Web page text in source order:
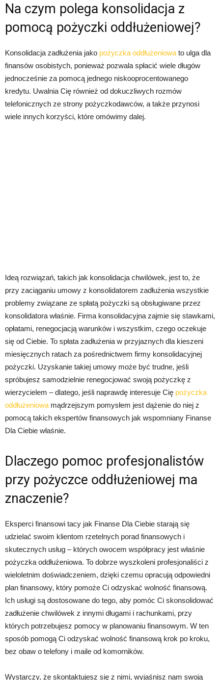
Na czym polega konsolidacja z
pomocą pożyczki oddłużeniowej?
Konsolidacja zadłużenia jako pożyczka oddłużeniowa to ulga dla
finansów osobistych, ponieważ pozwala spłacić wiele długów
jednocześnie za pomocą jednego niskooprocentowanego
kredytu. Uwalnia Cię również od dokuczliwych rozmów
telefonicznych ze strony pożyczkodawców, a także przynosi
wiele innych korzyści, które omówimy dalej.
Ideą rozwiązań, takich jak konsolidacja chwilówek, jest to, że
przy zaciąganiu umowy z konsolidatorem zadłużenia wszystkie
problemy związane ze spłatą pożyczki są obsługiwane przez
konsolidatora właśnie. Firma konsolidacyjna zajmie się stawkami,
opłatami, renegocjacją warunków i wszystkim, czego oczekuje
się od Ciebie. To spłata zadłużenia w przyjaznych dla kieszeni
miesięcznych ratach za pośrednictwem firmy konsolidacyjnej
pożyczki. Uzyskanie takiej umowy może być trudne, jeśli
spróbujesz samodzielnie renegocjować swoją pożyczkę z
wierzycielem – dlatego, jeśli naprawdę interesuje Cię pożyczka
oddłużeniowa mądrzejszym pomysłem jest dążenie do niej z
pomocą takich ekspertów finansowych jak wspomniany Finanse
Dla Ciebie właśnie.
Dlaczego pomoc profesjonalistów
przy pożyczce oddłużeniowej ma
znaczenie?
Eksperci finansowi tacy jak Finanse Dla Ciebie starają się
udzielać swoim klientom rzetelnych porad finansowych i
skutecznych usług – których owocem współpracy jest właśnie
pożyczka oddłużeniowa. To dobrze wyszkoleni profesjonaliści z
wieloletnim doświadczeniem, dzięki czemu opracują odpowiedni
plan finansowy, który pomoże Ci odzyskać wolność finansową.
Ich usługi są dostosowane do tego, aby pomóc Ci skonsolidować
zadłużenie chwilówek z innymi długami i rachunkami, przy
których potrzebujesz pomocy w planowaniu finansowym. W ten
sposób pomogą Ci odzyskać wolność finansową krok po kroku,
bez obaw o telefony i maile od komorników.
Wystarczy, że skontaktujesz się z nimi, wyjaśnisz nam swoją